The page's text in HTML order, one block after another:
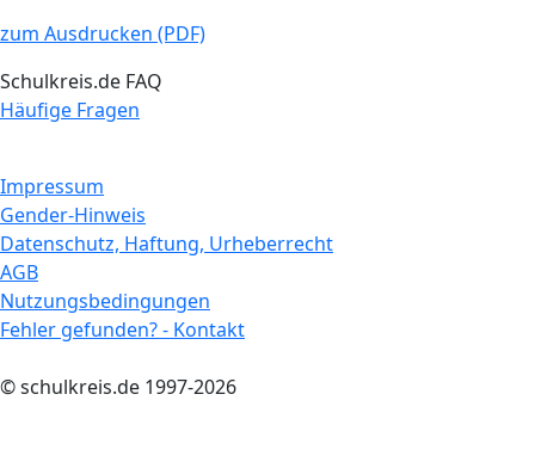
zum Ausdrucken (PDF)
Schulkreis.de FAQ
Häufige Fragen
Impressum
Gender-Hinweis
Datenschutz, Haftung, Urheberrecht
AGB
Nutzungsbedingungen
Fehler gefunden? - Kontakt
© schulkreis.de 1997-2026